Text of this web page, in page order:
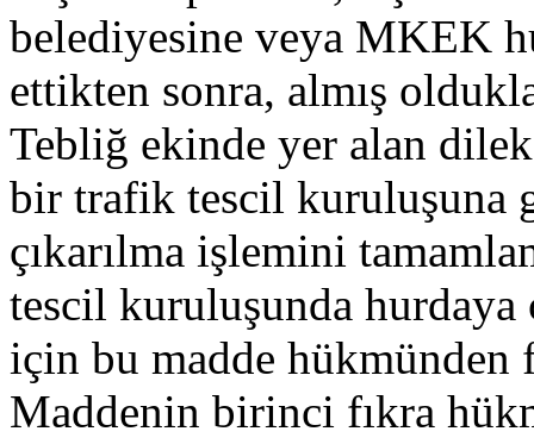
belediyesine veya MKEK
ettikten sonra, almış
Tebliğ ekinde yer alan
bir trafik tescil kuruluşuna
çıkarılma işlemini
tescil kuruluşunda hurdaya
için bu madde hükmünden
Maddenin birinci fıkra